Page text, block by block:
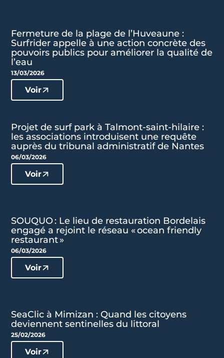
Fermeture de la plage de l’Huveaune :
Surfrider appelle à une action concrète des
pouvoirs publics pour améliorer la qualité de
l’eau
13/03/2026
Voir
Projet de surf park à Talmont-saint-hilaire :
les associations introduisent une requête
auprès du tribunal administratif de Nantes
06/03/2026
Voir
SOUQUO : Le lieu de restauration Bordelais
engagé a rejoint le réseau « ocean friendly
restaurant »
06/03/2026
Voir
SeaClic à Mimizan : Quand les citoyens
deviennent sentinelles du littoral
25/02/2026
Voir